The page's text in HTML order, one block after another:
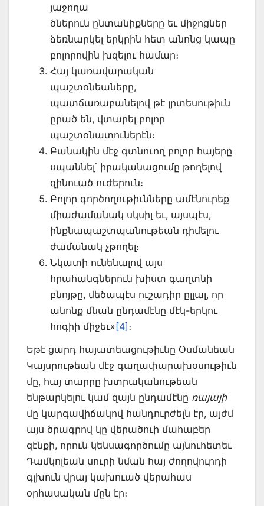
յաջողա
ծներուն ընտանիքները եւ միջոցներ
ձեռնարկել երկրին հետ անոնց կապը
բոլորովին խզելու համար։
Հայ կառավարական
պաշտօնեաները,
պատճառաբանելով թէ լրտեսութիւն
ըրած են, վտարել բոլոր
պաշտօնատուներէն։
Բանակին մէջ գտնուող բոլոր հայերը
սպաննել՝ իրականացումը թողելով
զին­ուած ուժերուն։
Բոլոր գործողութիւնները ամէնուրեք
միաժամանակ սկսիլ եւ, այսպէս,
ինքնա­պաշտպանութեան դիմելու
ժամանակ չթողել։
Նկատի ունենալով այս
հրահանգներուն խիստ գաղտնի
բնոյթը, մեծապէս ու­շա­դիր ըլլալ, որ
անոնք մնան ընդամէնը մէկ-երկու
հոգիի միջեւ»[4]։
Եթէ ցարդ հայատեացութիւնը Օսմանեան
Կայսրութեան մէջ գաղափարա­խօսութիւն
մը, հայ տարրը խտրականութեան
ենթարկելու կամ զայն ընդամէնը ռայայի
մը կար­գավիճակով հանդուրժելն էր, այժմ
այս ծրագրով կը վերածուի մահաբեր
զէնքի, որուն կենսագործումը այնուհետեւ
Դամկոլեան սուրի նման հայ ժողովուրդի
գլխուն վրայ կախուած վերահաս
օրհասական մըն էր։